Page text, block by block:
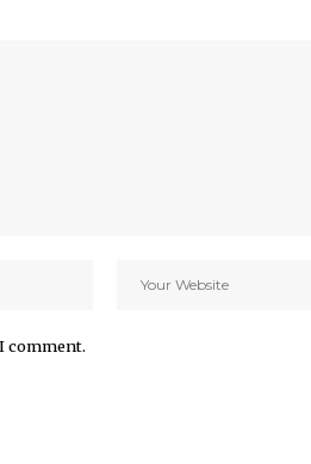
comment.